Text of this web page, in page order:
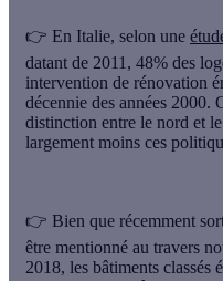
👉 En Italie, selon une
datant de 2011, 48% des
intervention de rénovation
décennie des années 2000.
distinction entre le nord et
largement moins ces
👉 Bien que récemment
être mentionné au travers
2018, les bâtiments classés